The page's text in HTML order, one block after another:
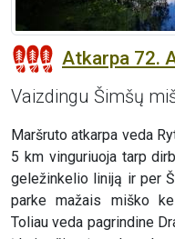
Atkarpa 72.
Vaizdingu Šimšų
Maršruto atkarpa veda
5 km vinguriuoja tarp
geležinkelio liniją ir per
parke mažais miško
Toliau veda pagrindine